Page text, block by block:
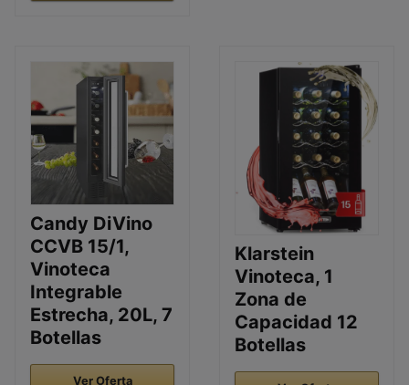
Candy DiVino
CCVB 15/1,
Vinoteca
Integrable
Estrecha, 20L, 7
Botellas
Ver Oferta
Klarstein
Vinoteca, 1
Zona de
Capacidad 12
Botellas